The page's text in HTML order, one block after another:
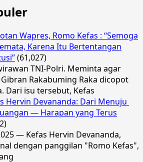
Wapres, Romo Kefas : “Semoga
Karena Itu Bertentangan
(61,027)
TNI-Polri. Meminta agar
Rakabuming Raka dicopot
Dari isu tersebut, Kefas
Hervin Devananda: Dari Menuju
— Harapan yang Terus
— Kefas Hervin Devananda,
dengan panggilan "Romo Kefas",